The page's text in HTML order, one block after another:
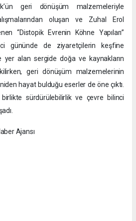
geri dönüşüm malzemeleriyle
oluşan ve Zuhal Erol
“Distopik Evrenin Köhne Yapıları”
gününde de ziyaretçilerin keşfine
yer alan sergide doğa ve kaynakların
geri dönüşüm malzemelerinin
hayat bulduğu eserler de öne çıktı.
sürdürülebilirlik ve çevre bilinci
Ajansı